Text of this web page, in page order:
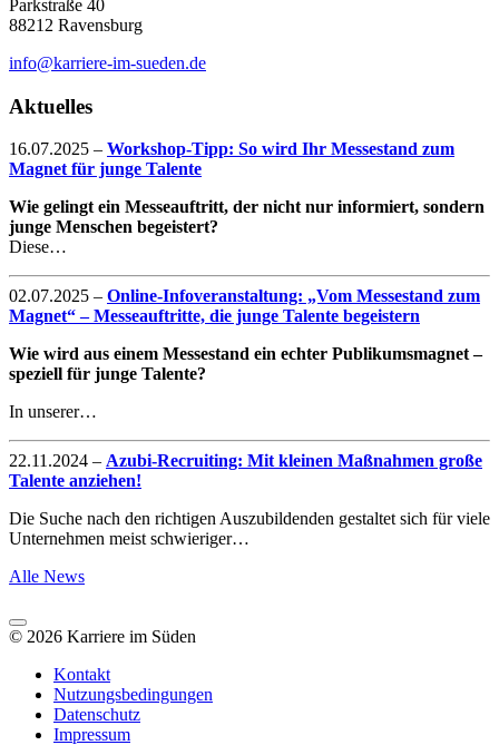
Parkstraße 40
88212 Ravensburg
info@karriere-im-sueden.de
Aktuelles
16.07.2025 – Workshop-Tipp: So wird Ihr Messestand zum
Magnet für junge Talente
Wie gelingt ein Messeauftritt, der nicht nur informiert, sondern
junge Menschen begeistert?
Diese…
02.07.2025 – Online-Infoveranstaltung: „Vom Messestand zum
Magnet“ – Messeauftritte, die junge Talente begeistern
Wie wird aus einem Messestand ein echter Publikumsmagnet –
speziell für junge Talente?
In unserer…
22.11.2024 – Azubi-Recruiting: Mit kleinen Maßnahmen große
Talente anziehen!
Die Suche nach den richtigen Auszubildenden gestaltet sich für viele
Unternehmen meist schwieriger…
Alle News
© 2026 Karriere im Süden
Kontakt
Nutzungsbedingungen
Datenschutz
Impressum